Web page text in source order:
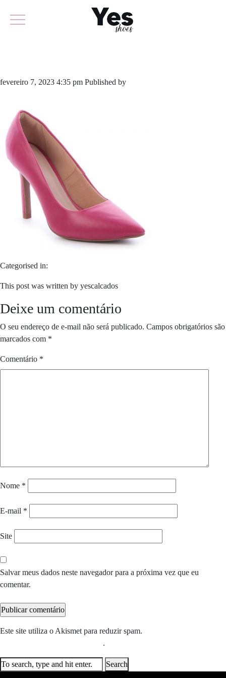
fevereiro 7, 2023 4:35 pm Published by
Categorised in:
This post was written by yescalcados
Deixe um comentário
O seu endereço de e-mail não será publicado. Campos obrigatórios são
marcados com *
Comentário *
Nome *
E-mail *
Site
Salvar meus dados neste navegador para a próxima vez que eu
comentar.
Este site utiliza o Akismet para reduzir spam.
.
Search